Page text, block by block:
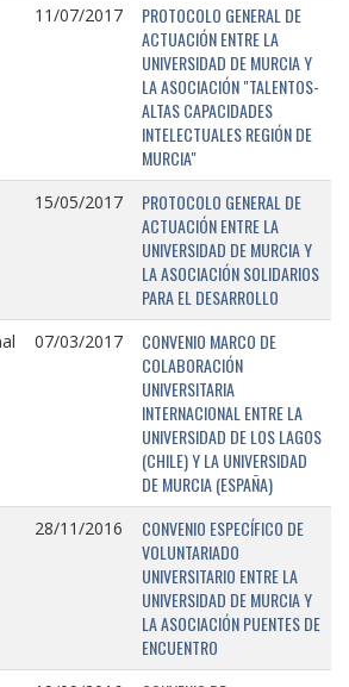
11/07/2017
PROTOCOLO GENERAL DE
ACTUACIÓN ENTRE LA
UNIVERSIDAD DE MURCIA Y
LA ASOCIACIÓN "TALENTOS-
ALTAS CAPACIDADES
INTELECTUALES REGIÓN DE
MURCIA"
15/05/2017
PROTOCOLO GENERAL DE
ACTUACIÓN ENTRE LA
UNIVERSIDAD DE MURCIA Y
LA ASOCIACIÓN SOLIDARIOS
PARA EL DESARROLLO
07/03/2017
CONVENIO MARCO DE
COLABORACIÓN
UNIVERSITARIA
INTERNACIONAL ENTRE LA
UNIVERSIDAD DE LOS LAGOS
(CHILE) Y LA UNIVERSIDAD
DE MURCIA (ESPAÑA)
28/11/2016
CONVENIO ESPECÍFICO DE
VOLUNTARIADO
UNIVERSITARIO ENTRE LA
UNIVERSIDAD DE MURCIA Y
LA ASOCIACIÓN PUENTES DE
ENCUENTRO